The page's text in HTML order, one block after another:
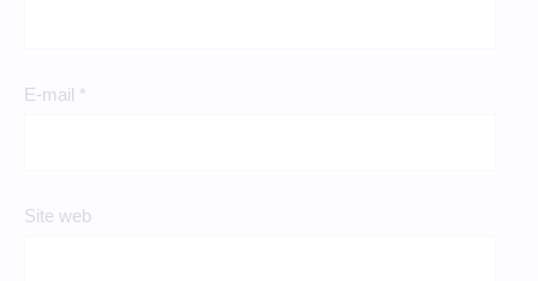
E-mail *
Site web